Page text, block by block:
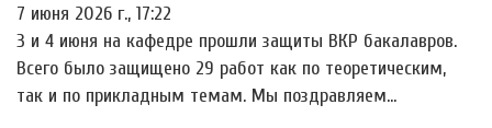
7 июня 2026 г., 17:22
3 и 4 июня на кафедре прошли защиты ВКР бакалавров.
Всего было защищено 29 работ как по теоретическим,
так и по прикладным темам. Мы поздравляем…